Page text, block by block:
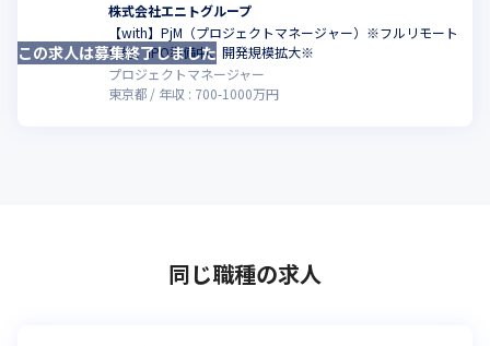
株式会社エニトグループ
【with】PjM（プロジェクトマネージャー）※フルリモート
可能、IPO準備中、開発規模拡大※
プロジェクトマネージャー
東京都
年収 : 700-1000万円
この求人は募集終了しました
同じ職種の求人